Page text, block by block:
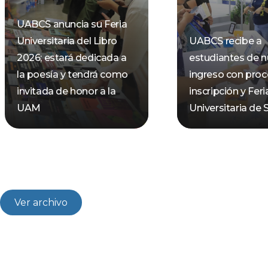
UABCS anuncia su Feria
Universitaria del Libro
2026; estará dedicada a
la poesía y tendrá como
invitada de honor a la
UAM
UABCS recibe a
estudiantes de
ingreso con
inscripción y
Universitaria de
Ver archivo